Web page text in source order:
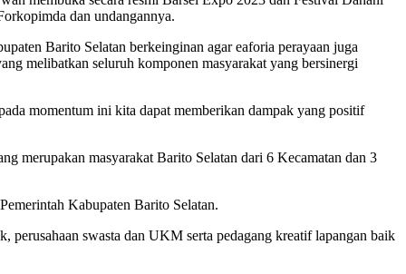
dan undangannya.
Barito Selatan berkeinginan agar eaforia perayaan juga
melibatkan seluruh komponen masyarakat yang bersinergi
momentum ini kita dapat memberikan dampak yang positif
merupakan masyarakat Barito Selatan dari 6 Kecamatan dan 3
Kabupaten Barito Selatan.
perusahaan swasta dan UKM serta pedagang kreatif lapangan baik